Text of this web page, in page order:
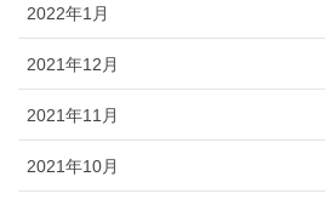
2022年1月
2021年12月
2021年11月
2021年10月